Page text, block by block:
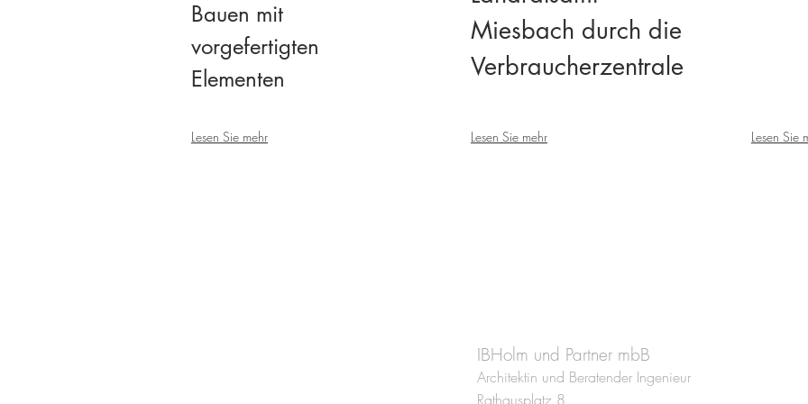
Bauen mit
vorgefertigten
Elementen
Miesbach durch die
Verbraucherzentrale
Lesen Sie mehr Lesen Sie mehr Lesen Sie
IBHolm und Partner mbB
Architektin und Beratender Ingenieur
Rathausplatz 8